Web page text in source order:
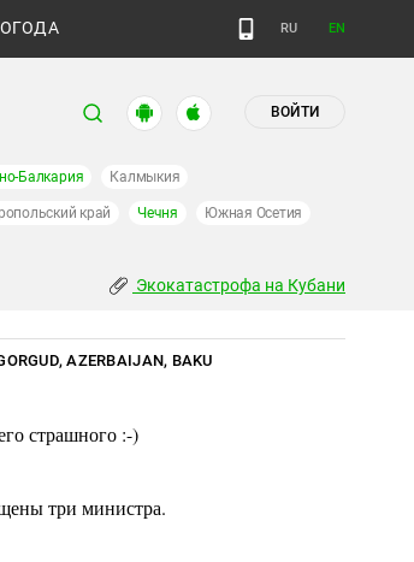
RU EN
ВОЙТИ
Балкария Калмыкия
край Чечня Южная Осетия
Экокатастрофа на Кубани
AZERBAIJAN, BAKU
страшного :-)
три министра.